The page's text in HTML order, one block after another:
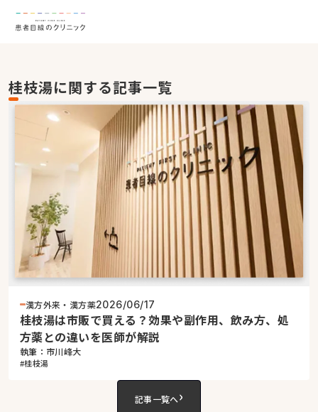
桂枝湯に関する記事一覧
漢方外来・漢方薬2026/06/17
桂枝湯は市販で買える？効果や副作用、飲み方、処
方薬との違いを医師が解説
執筆：市川峰大
#桂枝湯
記事一覧へ›